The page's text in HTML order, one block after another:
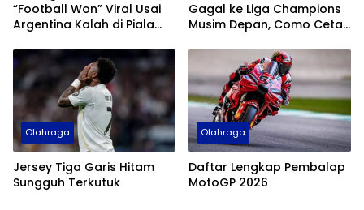
“Football Won” Viral Usai
Argentina Kalah di Piala
Gagal ke Liga Champions
Musim Depan, Como Cetak
Olahraga
Jersey Tiga Garis Hitam
Sungguh Terkutuk
Olahraga
Daftar Lengkap Pembalap
MotoGP 2026